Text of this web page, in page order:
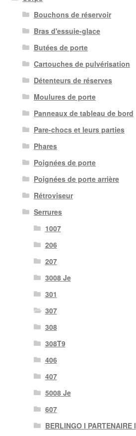
Bouchons de réservoir
Bras d'essuie-glace
Butées de porte
Cartouches de pulvérisation
Détenteurs de réserves
Moulures de porte
Panneaux de tableau de bord
Pare-chocs et leurs parties
Phares
Poignées de porte
Poignées de porte arrière
Rétroviseur
Serrures
1007
206
207
3008 Je
301
307
308
308T9
406
407
5008 Je
607
BERLINGO I PARTENAIRE I